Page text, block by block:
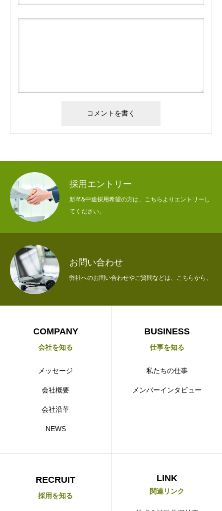
NEWS INTERVIEW COMPANY
採用エントリー
新卒&中途採用希望の方は、こちらよりエントリーし
てください。
お問い合わせ
弊社へのお問い合わせやご質問などは、こちらから。
COMPANY
会社を知る
メッセージ
会社概要
会社沿革
NEWS
BUSINESS
仕事を知る
私たちの仕事
メンバーインタビュー
RECRUIT
採用を知る
LINK
関連リンク